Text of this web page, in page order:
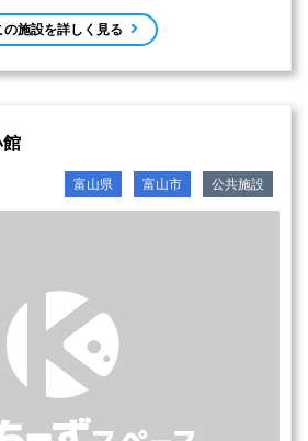
の施設を詳しく見る
富山県 富山市 公共施設